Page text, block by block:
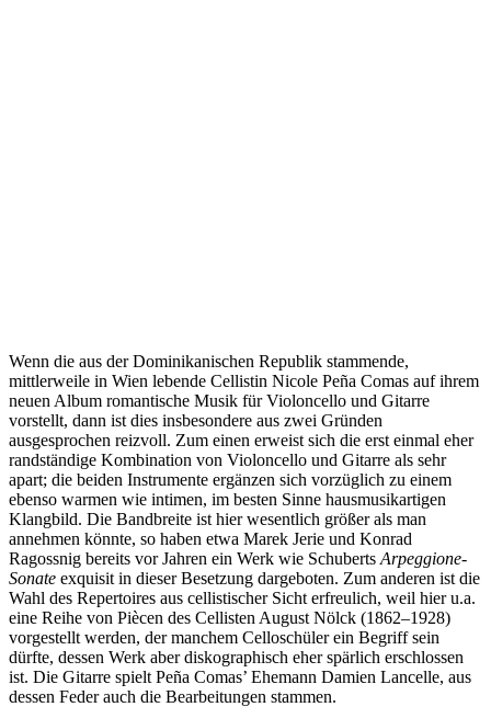
Wenn die aus der Dominikanischen Republik stammende,
mittlerweile in Wien lebende Cellistin Nicole Peña Comas auf ihrem
neuen Album romantische Musik für Violoncello und Gitarre
vorstellt, dann ist dies insbesondere aus zwei Gründen
ausgesprochen reizvoll. Zum einen erweist sich die erst einmal eher
randständige Kombination von Violoncello und Gitarre als sehr
apart; die beiden Instrumente ergänzen sich vorzüglich zu einem
ebenso warmen wie intimen, im besten Sinne hausmusikartigen
Klangbild. Die Bandbreite ist hier wesentlich größer als man
annehmen könnte, so haben etwa Marek Jerie und Konrad
Ragossnig bereits vor Jahren ein Werk wie Schuberts Arpeggione-
Sonate exquisit in dieser Besetzung dargeboten. Zum anderen ist die
Wahl des Repertoires aus cellistischer Sicht erfreulich, weil hier u.a.
eine Reihe von Piècen des Cellisten August Nölck (1862–1928)
vorgestellt werden, der manchem Celloschüler ein Begriff sein
dürfte, dessen Werk aber diskographisch eher spärlich erschlossen
ist. Die Gitarre spielt Peña Comas’ Ehemann Damien Lancelle, aus
dessen Feder auch die Bearbeitungen stammen.